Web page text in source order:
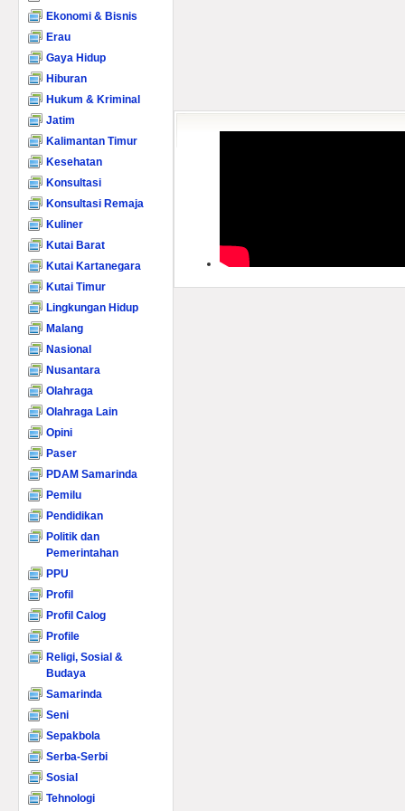
Ekonomi & Bisnis
Erau
Gaya Hidup
Hiburan
Hukum & Kriminal
Jatim
Kalimantan Timur
Kesehatan
Konsultasi
Konsultasi Remaja
Kuliner
Kutai Barat
Kutai Kartanegara
Kutai Timur
Lingkungan Hidup
Malang
Nasional
Nusantara
Olahraga
Olahraga Lain
Opini
Paser
PDAM Samarinda
Pemilu
Pendidikan
Politik dan
Pemerintahan
PPU
Profil
Profil Calog
Profile
Religi, Sosial &
Budaya
Samarinda
Seni
Sepakbola
Serba-Serbi
Sosial
Tehnologi